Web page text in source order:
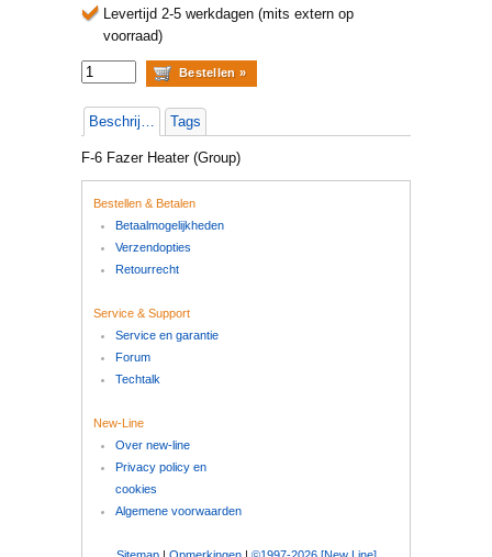
Levertijd 2-5 werkdagen (mits extern op
voorraad)
Beschrijving Tags
F-6 Fazer Heater (Group)
Bestellen & Betalen
Betaalmogelijkheden
Verzendopties
Retourrecht
Service & Support
Service en garantie
Forum
Techtalk
New-Line
Over new-line
Privacy policy en
cookies
Algemene voorwaarden